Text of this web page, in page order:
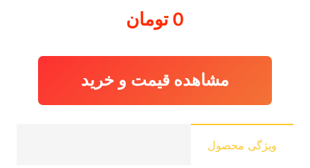
0 تومان
مشاهده قیمت و خرید
ویژگی محصول